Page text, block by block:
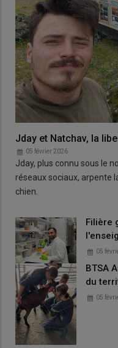
Jday et Natchav, la
05 février 2026
Jday, plus connu sous le
réseaux sociaux, arpente
chien.
Filière
05
BTSA
du
05